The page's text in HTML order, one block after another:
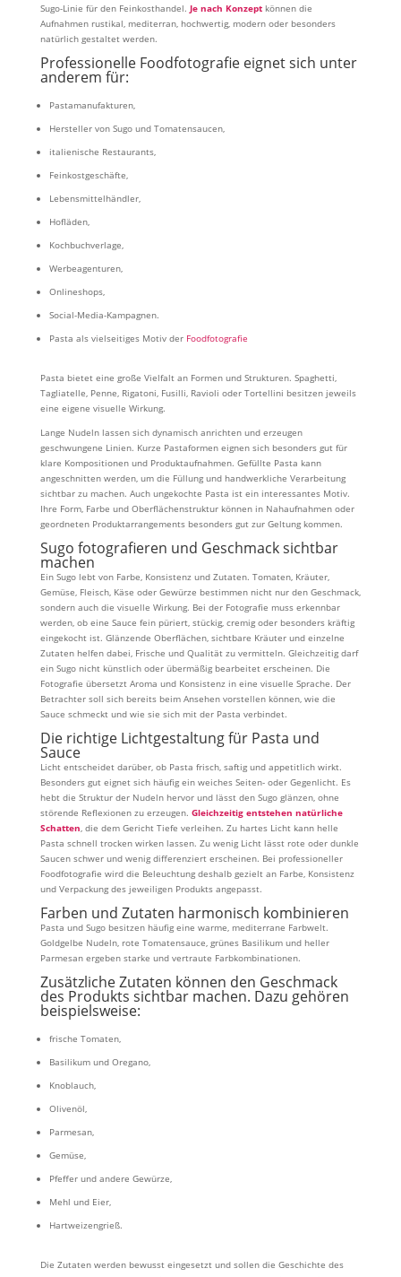
Sugo-Linie für den Feinkosthandel. Je nach Konzept können die
Aufnahmen rustikal, mediterran, hochwertig, modern oder besonders
natürlich gestaltet werden.
Professionelle Foodfotografie eignet sich unter
anderem für:
Pastamanufakturen,
Hersteller von Sugo und Tomatensaucen,
italienische Restaurants,
Feinkostgeschäfte,
Lebensmittelhändler,
Hofläden,
Kochbuchverlage,
Werbeagenturen,
Onlineshops,
Social-Media-Kampagnen.
Pasta als vielseitiges Motiv der Foodfotografie
Pasta bietet eine große Vielfalt an Formen und Strukturen. Spaghetti,
Tagliatelle, Penne, Rigatoni, Fusilli, Ravioli oder Tortellini besitzen jeweils
eine eigene visuelle Wirkung.
Lange Nudeln lassen sich dynamisch anrichten und erzeugen
geschwungene Linien. Kurze Pastaformen eignen sich besonders gut für
klare Kompositionen und Produktaufnahmen. Gefüllte Pasta kann
angeschnitten werden, um die Füllung und handwerkliche Verarbeitung
sichtbar zu machen. Auch ungekochte Pasta ist ein interessantes Motiv.
Ihre Form, Farbe und Oberflächenstruktur können in Nahaufnahmen oder
geordneten Produktarrangements besonders gut zur Geltung kommen.
Sugo fotografieren und Geschmack sichtbar
machen
Ein Sugo lebt von Farbe, Konsistenz und Zutaten. Tomaten, Kräuter,
Gemüse, Fleisch, Käse oder Gewürze bestimmen nicht nur den Geschmack,
sondern auch die visuelle Wirkung. Bei der Fotografie muss erkennbar
werden, ob eine Sauce fein püriert, stückig, cremig oder besonders kräftig
eingekocht ist. Glänzende Oberflächen, sichtbare Kräuter und einzelne
Zutaten helfen dabei, Frische und Qualität zu vermitteln. Gleichzeitig darf
ein Sugo nicht künstlich oder übermäßig bearbeitet erscheinen. Die
Fotografie übersetzt Aroma und Konsistenz in eine visuelle Sprache. Der
Betrachter soll sich bereits beim Ansehen vorstellen können, wie die
Sauce schmeckt und wie sie sich mit der Pasta verbindet.
Die richtige Lichtgestaltung für Pasta und
Sauce
Licht entscheidet darüber, ob Pasta frisch, saftig und appetitlich wirkt.
Besonders gut eignet sich häufig ein weiches Seiten- oder Gegenlicht. Es
hebt die Struktur der Nudeln hervor und lässt den Sugo glänzen, ohne
störende Reflexionen zu erzeugen. Gleichzeitig entstehen natürliche
Schatten, die dem Gericht Tiefe verleihen. Zu hartes Licht kann helle
Pasta schnell trocken wirken lassen. Zu wenig Licht lässt rote oder dunkle
Saucen schwer und wenig differenziert erscheinen. Bei professioneller
Foodfotografie wird die Beleuchtung deshalb gezielt an Farbe, Konsistenz
und Verpackung des jeweiligen Produkts angepasst.
Farben und Zutaten harmonisch kombinieren
Pasta und Sugo besitzen häufig eine warme, mediterrane Farbwelt.
Goldgelbe Nudeln, rote Tomatensauce, grünes Basilikum und heller
Parmesan ergeben starke und vertraute Farbkombinationen.
Zusätzliche Zutaten können den Geschmack
des Produkts sichtbar machen. Dazu gehören
beispielsweise:
frische Tomaten,
Basilikum und Oregano,
Knoblauch,
Olivenöl,
Parmesan,
Gemüse,
Pfeffer und andere Gewürze,
Mehl und Eier,
Hartweizengrieß.
Die Zutaten werden bewusst eingesetzt und sollen die Geschichte des